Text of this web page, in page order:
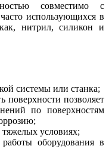
совместимо с
использующихся в
нитрил, силикон и
системы или станка;
поверхности позволяет
по поверхностям
условиях;
оборудования в